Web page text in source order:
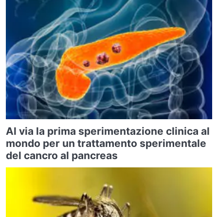
Al via la prima sperimentazione clinica al
mondo per un trattamento sperimentale
del cancro al pancreas